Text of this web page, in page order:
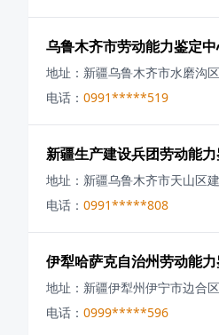
乌鲁木齐市劳动能力鉴定
地址： 新疆乌鲁木齐市水磨沟
电话： 0991*****519
新疆生产建设兵团劳动能
地址： 新疆乌鲁木齐市天山区
电话： 0991*****808
伊犁哈萨克自治州劳动能
地址： 新疆伊犁州伊宁市边合
电话： 0999*****596